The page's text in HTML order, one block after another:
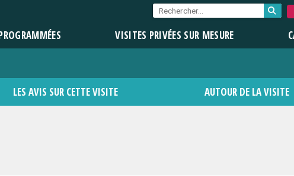
VISITES PRIVÉES SUR MESURE
LES AVIS SUR CETTE VISITE AUTOUR DE LA VISITE